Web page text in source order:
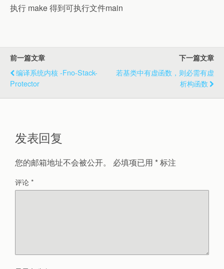
执行 make 得到可执行文件main
前一篇文章
编译系统内核 -fno-Stack-
Protector
下一篇文章
若基类中有虚函数，则必需有虚
析构函数
发表回复
您的邮箱地址不会被公开。 必填项已用 *标注
评论*